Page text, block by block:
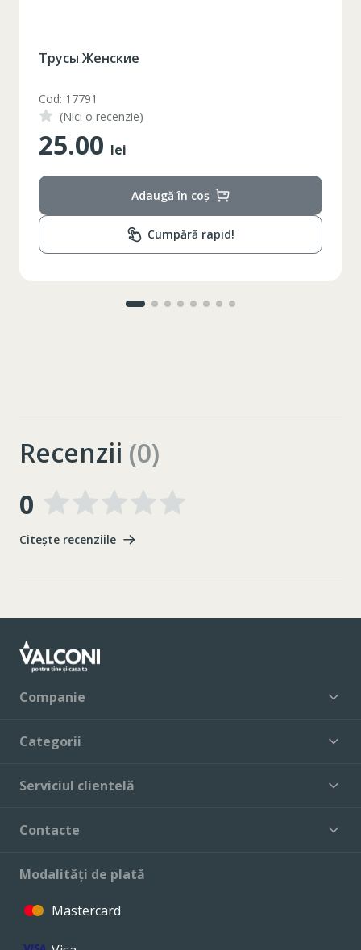
Кухонная утварь набор 8 единицы
Cod: ZLN0965-L
(Nici o recenzie)
1059.00lei
Adaugă în coș
Cumpără rapid!
Recenzii (0)
0
Citește recenziile
Companie
Categorii
Serviciul clientelă
Contacte
Modalități de plată
Mastercard